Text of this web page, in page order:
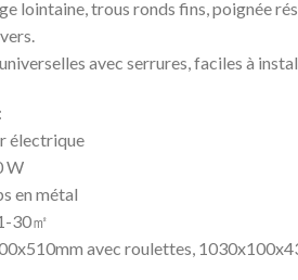
lointaine, trous ronds fins, poignée
avec serrures, faciles à
électrique
W
en métal
30㎡
avec roulettes,